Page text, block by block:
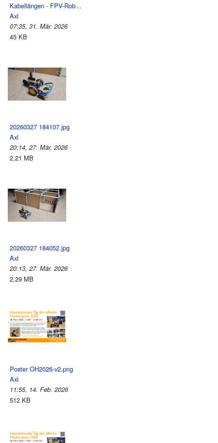
Kabellängen - FPV-Rob…
Axl
07:35, 31. Mär. 2026
45 KB
20260327 184107.jpg
Axl
20:14, 27. Mär. 2026
2,21 MB
20260327 184052.jpg
Axl
20:13, 27. Mär. 2026
2,29 MB
Poster OH2026-v2.png
Axl
11:55, 14. Feb. 2026
512 KB